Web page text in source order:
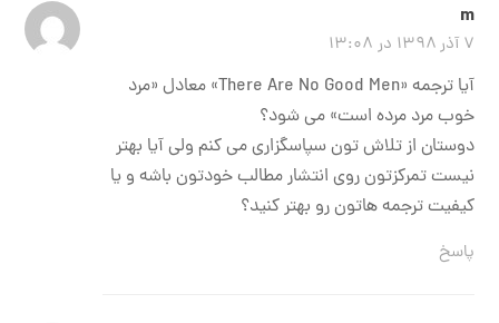
m
۷ آذر ۱۳۹۸ در ۱۳:۰۸
آیا ترجمه «There Are No Good Men» معادل «مرد
خوب مرد مرده است»‌ می شود؟‌
دوستان از تلاش تون سپاسگزاری می کنم ولی آیا بهتر
نیست تمرکزتون روی انتشار مطالب خودتون باشه و یا
کیفیت ترجمه هاتون رو بهتر کنید؟‌
پاسخ